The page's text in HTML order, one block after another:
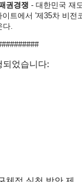
권경쟁 - 대한민국 재
트에서 '제35차 비전
다.
었습니다: